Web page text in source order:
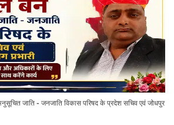
जाति - जनजाति विकास परिषद के प्रदेश सचिव एवं जोधपुर